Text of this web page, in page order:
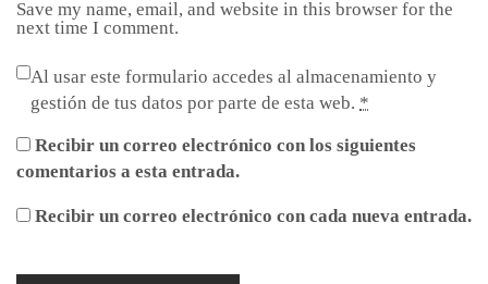
Save my name, email, and website in this browser for the
next time I comment.
Al usar este formulario accedes al almacenamiento y
gestión de tus datos por parte de esta web. *
Recibir un correo electrónico con los siguientes
comentarios a esta entrada.
Recibir un correo electrónico con cada nueva entrada.